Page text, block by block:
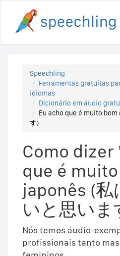
Speechling
Ferramentas gratuitas
idiomas
Dicionário em áudio
Eu acho que é muito bom
す)
Como dizer
que é
japonês (私
いと思いま
Nós temos áudio-
profissionais tanto